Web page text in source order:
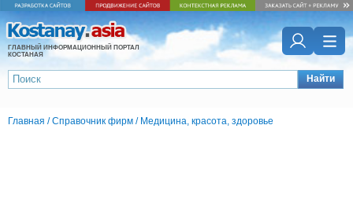
ГЛАВНЫЙ ИНФОРМАЦИОННЫЙ ПОРТАЛ
КОСТАНАЯ
Найти
Главная /Справочник фирм / Медицина, красота, здоровье